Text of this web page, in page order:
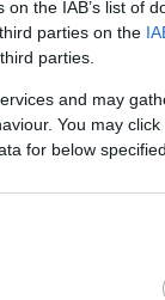
the IAB’s list of
parties on the
parties.
and may
You may
for below